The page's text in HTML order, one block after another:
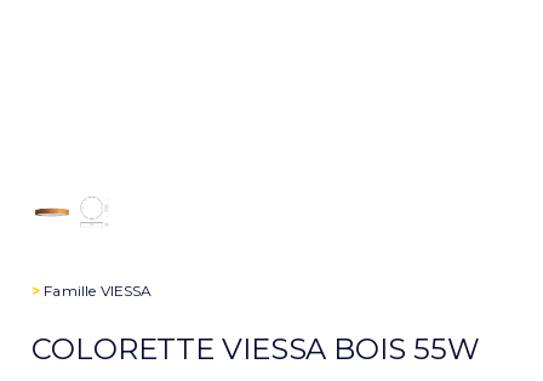
> Famille VIESSA
COLORETTE VIESSA BOIS 55W